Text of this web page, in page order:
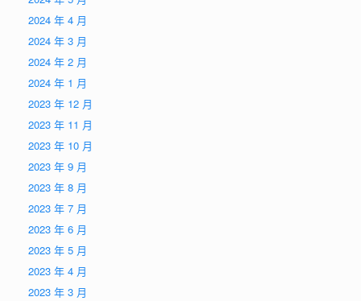
2024 年 4 月
2024 年 3 月
2024 年 2 月
2024 年 1 月
2023 年 12 月
2023 年 11 月
2023 年 10 月
2023 年 9 月
2023 年 8 月
2023 年 7 月
2023 年 6 月
2023 年 5 月
2023 年 4 月
2023 年 3 月